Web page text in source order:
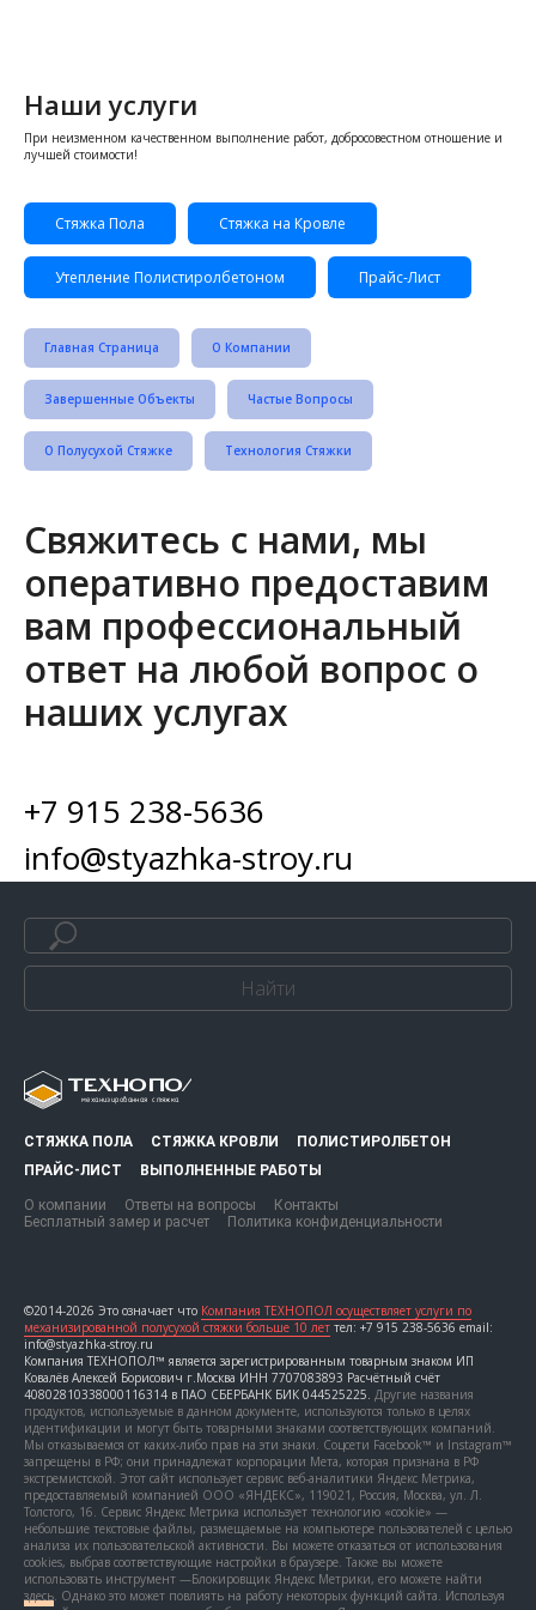
Наши услуги
При неизменном качественном выполнение работ, добросовестном отношение и
лучшей стоимости!
Стяжка Пола Стяжка на Кровле
Утепление Полистиролбетоном Прайс-Лист
Главная Страница О Компании
Завершенные Объекты Частые Вопросы
О Полусухой Стяжке Технология Стяжки
Свяжитесь с нами, мы
оперативно предоставим
вам профессиональный
ответ на любой вопрос о
наших услугах
+7 915 238-5636
info@styazhka-stroy.ru
Найти
СТЯЖКА ПОЛА СТЯЖКА КРОВЛИ
ПОЛИСТИРОЛБЕТОН
ПРАЙС-ЛИСТ
ВЫПОЛНЕННЫЕ РАБОТЫ
О компании Ответы на вопросы
Контакты
Бесплатный замер и расчет
Политика конфиденциальности
©2014-2026 Это означает что Компания ТЕХНОПОЛ осуществляет услуги по
механизированной полусухой стяжки больше 10 лет тел: +7 915 238-5636 email:
info@styazhka-stroy.ru
Компания ТЕХНОПОЛ™ является зарегистрированным товарным знаком ИП
Ковалёв Алексей Борисович г.Москва ИНН 7707083893 Расчётный счёт
40802810338000116314 в ПАО СБЕРБАНК БИК 044525225. Другие названия
продуктов, используемые в данном документе, используются только в целях
идентификации и могут быть товарными знаками соответствующих компаний.
Мы отказываемся от каких-либо прав на эти знаки. Соцсети Facebook™ и Instagram™
запрещены в РФ; они принадлежат корпорации Мета, которая признана в РФ
экстремистской. Этот сайт использует сервис веб-аналитики Яндекс Метрика,
предоставляемый компанией ООО «ЯНДЕКС», 119021, Россия, Москва, ул. Л.
Толстого, 16. Сервис Яндекс Метрика использует технологию «cookie» —
небольшие текстовые файлы, размещаемые на компьютере пользователей с целью
анализа их пользовательской активности. Вы можете отказаться от использования
cookies, выбрав соответствующие настройки в браузере. Также вы можете
использовать инструмент —Блокировщик Яндекс Метрики, его можете найти
здесь. Однако это может повлиять на работу некоторых функций сайта. Используя